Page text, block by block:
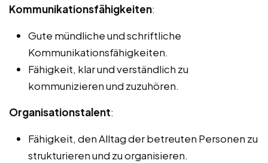
Kommunikationsfähigkeiten:
Gute mündliche und schriftliche
Kommunikationsfähigkeiten.
Fähigkeit, klar und verständlich zu
kommunizieren und zuzuhören.
Organisationstalent:
Fähigkeit, den Alltag der betreuten Personen zu
strukturieren und zu organisieren.